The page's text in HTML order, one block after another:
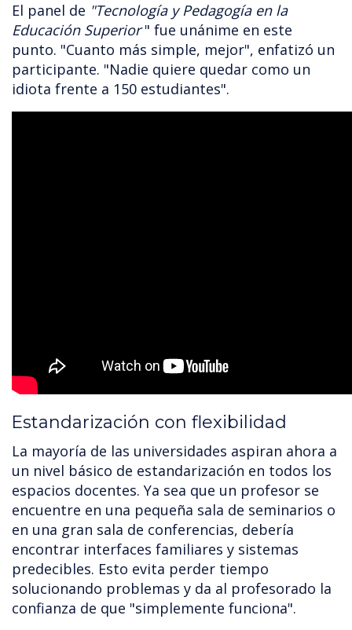
El panel de "Tecnología y Pedagogía en la
Educación Superior" fue unánime en este
punto. "Cuanto más simple, mejor", enfatizó un
participante. "Nadie quiere quedar como un
idiota frente a 150 estudiantes".
Estandarización con flexibilidad
La mayoría de las universidades aspiran ahora a
un nivel básico de estandarización en todos los
espacios docentes. Ya sea que un profesor se
encuentre en una pequeña sala de seminarios o
en una gran sala de conferencias, debería
encontrar interfaces familiares y sistemas
predecibles. Esto evita perder tiempo
solucionando problemas y da al profesorado la
confianza de que "simplemente funciona".